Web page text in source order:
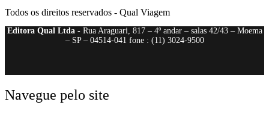
Todos os direitos reservados - Qual Viagem
Editora Qual Ltda- Rua Araguari, 817 – 4º andar – salas 42/43 – Moema
– SP – 04514-041 fone : (11) 3024-9500
Navegue pelo site